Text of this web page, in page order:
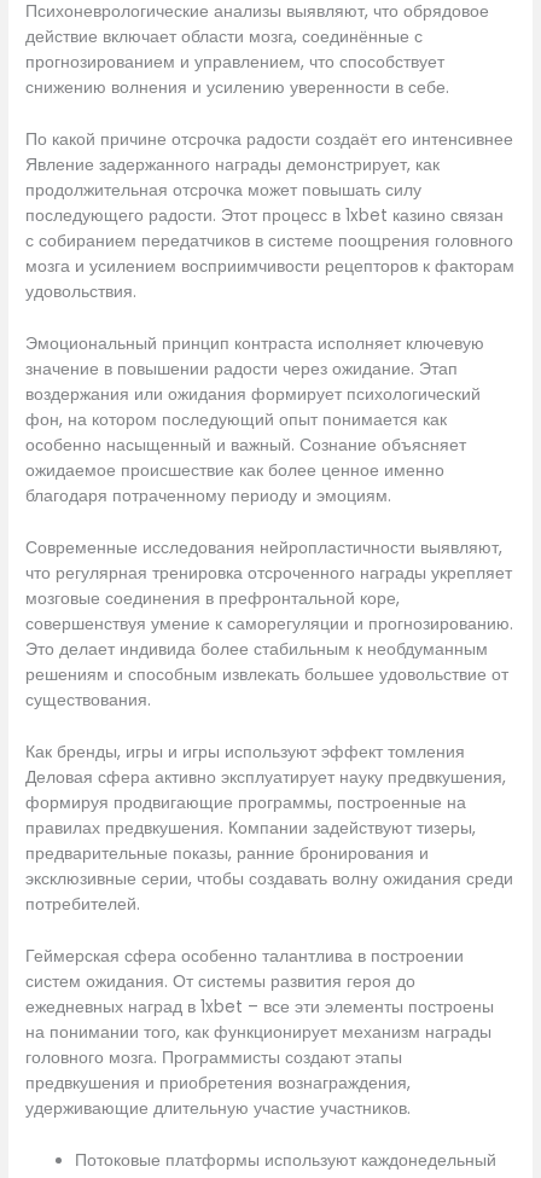
Психоневрологические анализы выявляют, что обрядовое
действие включает области мозга, соединённые с
прогнозированием и управлением, что способствует
снижению волнения и усилению уверенности в себе.
По какой причине отсрочка радости создаёт его интенсивнее
Явление задержанного награды демонстрирует, как
продолжительная отсрочка может повышать силу
последующего радости. Этот процесс в 1xbet казино связан
с собиранием передатчиков в системе поощрения головного
мозга и усилением восприимчивости рецепторов к факторам
удовольствия.
Эмоциональный принцип контраста исполняет ключевую
значение в повышении радости через ожидание. Этап
воздержания или ожидания формирует психологический
фон, на котором последующий опыт понимается как
особенно насыщенный и важный. Сознание объясняет
ожидаемое происшествие как более ценное именно
благодаря потраченному периоду и эмоциям.
Современные исследования нейропластичности выявляют,
что регулярная тренировка отсроченного награды укрепляет
мозговые соединения в префронтальной коре,
совершенствуя умение к саморегуляции и прогнозированию.
Это делает индивида более стабильным к необдуманным
решениям и способным извлекать большее удовольствие от
существования.
Как бренды, игры и игры используют эффект томления
Деловая сфера активно эксплуатирует науку предвкушения,
формируя продвигающие программы, построенные на
правилах предвкушения. Компании задействуют тизеры,
предварительные показы, ранние бронирования и
эксклюзивные серии, чтобы создавать волну ожидания среди
потребителей.
Геймерская сфера особенно талантлива в построении
систем ожидания. От системы развития героя до
ежедневных наград в 1xbet – все эти элементы построены
на понимании того, как функционирует механизм награды
головного мозга. Программисты создают этапы
предвкушения и приобретения вознаграждения,
удерживающие длительную участие участников.
Потоковые платформы используют каждонедельный